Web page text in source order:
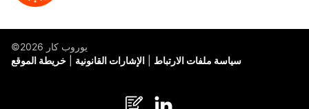
©يوروب كار 2026
خريطة الموقع
الإشارات القانونية سياسة ملفات الارتباط